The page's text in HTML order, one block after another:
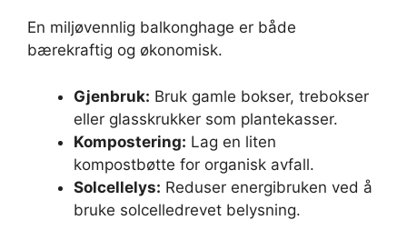
En miljøvennlig balkonghage er både
bærekraftig og økonomisk.
Gjenbruk: Bruk gamle bokser, trebokser
eller glasskrukker som plantekasser.
Kompostering: Lag en liten
kompostbøtte for organisk avfall.
Solcellelys: Reduser energibruken ved å
bruke solcelledrevet belysning.